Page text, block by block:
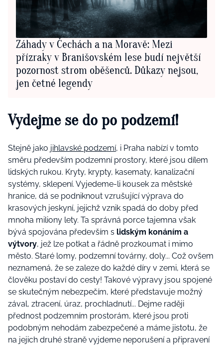
Záhady v Čechách a na Moravě: Mezi
přízraky v Branišovském lese budí největší
pozornost strom oběšenců. Důkazy nejsou,
jen četné legendy
Vydejme se do po podzemí!
Stejně jako jihlavské podzemí, i Praha nabízí v tomto
směru především podzemní prostory, které jsou dílem
lidských rukou. Kryty, krypty, kasematy, kanalizační
systémy, sklepení. Vyjedeme-li kousek za městské
hranice, dá se podniknout vzrušující výprava do
krasových jeskyní, jejichž vznik spadá do doby před
mnoha miliony lety. Ta správná porce tajemna však
bývá spojována především s lidským konáním a
výtvory, jež lze potkat a řádně prozkoumat i mimo
město. Staré lomy, podzemní továrny, doly... Což ovšem
neznamená, že se zaleze do každé díry v zemi, která se
člověku postaví do cesty! Takové výpravy jsou spojené
se skutečným nebezpečím, které představuje možný
zával, ztracení, úraz, prochladnutí... Dejme raději
přednost podzemním prostorám, které jsou proti
podobným nehodám zabezpečené a máme jistotu, že
na jejich druhé straně vyjdeme neporušení a připravení